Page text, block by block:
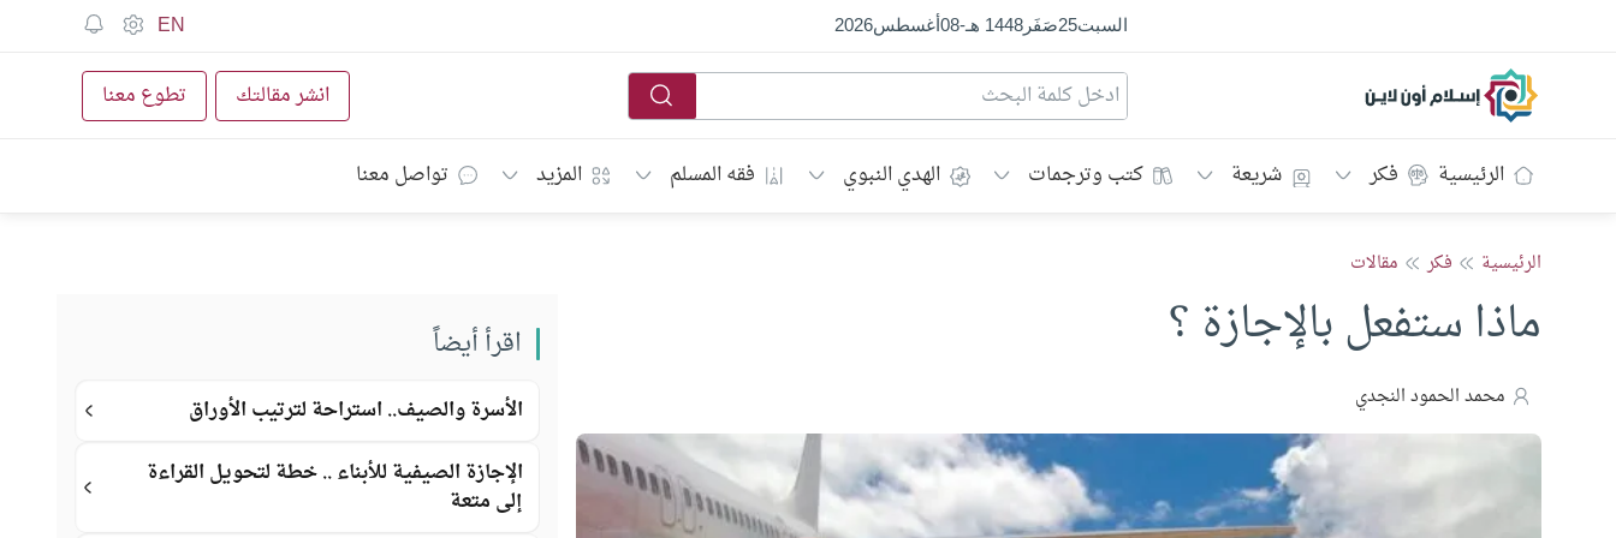
السبت25صَفَر1448 هـ -
08أغسطس2026
EN
إسلام أون لاين انشر مقالتك تطوع معنا
الرئيسية فكر شريعة كتب وترجمات الهدي النبوي فقه المسلم المزيد تواصل معنا
الرئيسية فكر مقالات
ماذا ستفعل بالإجازة ؟
محمد الحمود النجدي
اقرأ أيضاً
الأسرة والصيف.. استراحة لترتيب الأوراق
الإجازة الصيفية للأبناء .. خطة لتحويل القراءة
إلى متعة